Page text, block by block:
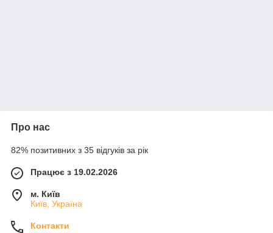
Про нас
82% позитивних з 35 відгуків за рік
Працює з 19.02.2026
м. Київ
Київ, Україна
Контакти